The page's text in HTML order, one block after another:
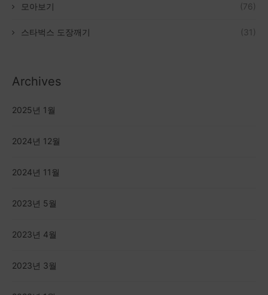
모아보기 (76)
스타벅스 도장깨기 (31)
Archives
2025년 1월
2024년 12월
2024년 11월
2023년 5월
2023년 4월
2023년 3월